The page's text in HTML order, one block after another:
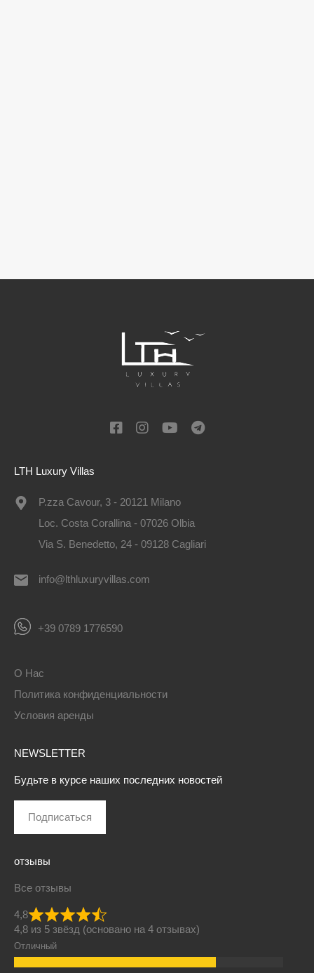
LTH Luxury Villas
P.zza Cavour, 3 - 20121 Milano
Loc. Costa Corallina - 07026 Olbia
Via S. Benedetto, 24 - 09128 Cagliari
info@lthluxuryvillas.com
+39 0789 1776590
О Нас
Политика конфиденциальности
Условия аренды
NEWSLETTER
Будьте в курсе наших последних новостей
Подписаться
отзывы
Все отзывы
4,8
4,8 из 5 звёзд (основано на 4 отзывах)
Отличный